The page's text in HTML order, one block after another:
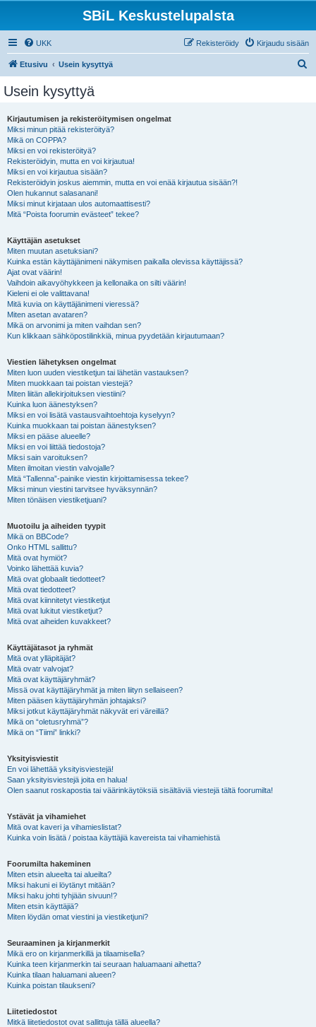
SBiL Keskustelupalsta
UKK Kirjaudu sisään
Rekisteröidy
Etusivu Usein kysyttyä
Usein kysyttyä
Kirjautumisen ja rekisteröitymisen ongelmat
Miksi minun pitää rekisteröityä?
Mikä on COPPA?
Miksi en voi rekisteröityä?
Rekisteröidyin, mutta en voi kirjautua!
Miksi en voi kirjautua sisään?
Rekisteröidyin joskus aiemmin, mutta en voi enää kirjautua sisään?!
Olen hukannut salasanani!
Miksi minut kirjataan ulos automaattisesti?
Mitä “Poista foorumin evästeet” tekee?
Käyttäjän asetukset
Miten muutan asetuksiani?
Kuinka estän käyttäjänimeni näkymisen paikalla olevissa käyttäjissä?
Ajat ovat väärin!
Vaihdoin aikavyöhykkeen ja kellonaika on silti väärin!
Kieleni ei ole valittavana!
Mitä kuvia on käyttäjänimeni vieressä?
Miten asetan avataren?
Mikä on arvonimi ja miten vaihdan sen?
Kun klikkaan sähköpostilinkkiä, minua pyydetään kirjautumaan?
Viestien lähetyksen ongelmat
Miten luon uuden viestiketjun tai lähetän vastauksen?
Miten muokkaan tai poistan viestejä?
Miten liitän allekirjoituksen viestiini?
Kuinka luon äänestyksen?
Miksi en voi lisätä vastausvaihtoehtoja kyselyyn?
Kuinka muokkaan tai poistan äänestyksen?
Miksi en pääse alueelle?
Miksi en voi liittää tiedostoja?
Miksi sain varoituksen?
Miten ilmoitan viestin valvojalle?
Mitä “Tallenna”-painike viestin kirjoittamisessa tekee?
Miksi minun viestini tarvitsee hyväksynnän?
Miten tönäisen viestiketjuani?
Muotoilu ja aiheiden tyypit
Mikä on BBCode?
Onko HTML sallittu?
Mitä ovat hymiöt?
Voinko lähettää kuvia?
Mitä ovat globaalit tiedotteet?
Mitä ovat tiedotteet?
Mitä ovat kiinnitetyt viestiketjut
Mitä ovat lukitut viestiketjut?
Mitä ovat aiheiden kuvakkeet?
Käyttäjätasot ja ryhmät
Mitä ovat ylläpitäjät?
Mitä ovatr valvojat?
Mitä ovat käyttäjäryhmät?
Missä ovat käyttäjäryhmät ja miten liityn sellaiseen?
Miten pääsen käyttäjäryhmän johtajaksi?
Miksi jotkut käyttäjäryhmät näkyvät eri väreillä?
Mikä on “oletusryhmä”?
Mikä on “Tiimi” linkki?
Yksityisviestit
En voi lähettää yksityisviestejä!
Saan yksityisviestejä joita en halua!
Olen saanut roskapostia tai väärinkäytöksiä sisältäviä viestejä tältä foorumilta!
Ystävät ja vihamiehet
Mitä ovat kaveri ja vihamieslistat?
Kuinka voin lisätä / poistaa käyttäjiä kavereista tai vihamiehistä
Foorumilta hakeminen
Miten etsin alueelta tai alueilta?
Miksi hakuni ei löytänyt mitään?
Miksi haku johti tyhjään sivuun!?
Miten etsin käyttäjiä?
Miten löydän omat viestini ja viestiketjuni?
Seuraaminen ja kirjanmerkit
Mikä ero on kirjanmerkillä ja tilaamisella?
Kuinka teen kirjanmerkin tai seuraan haluamaani aihetta?
Kuinka tilaan haluamani alueen?
Kuinka poistan tilaukseni?
Liitetiedostot
Mitkä liitetiedostot ovat sallittuja tällä alueella?